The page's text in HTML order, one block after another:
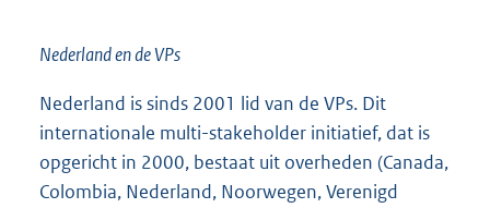
Nederland en de VPs
Nederland is sinds 2001 lid van de VPs. Dit
internationale multi-stakeholder initiatief, dat is
opgericht in 2000, bestaat uit overheden (Canada,
Colombia, Nederland, Noorwegen, Verenigd